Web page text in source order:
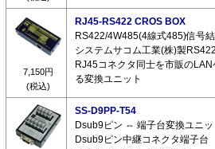
7,150円
(税込)
RJ45-RS422 CROS BOX
RS422/4W485(4線式485)信号
システムサコム工業(株)製
RJ45コネクタ同士を市販の
る変換ユニット
SS-D9PP-T54
Dsub9ピン ⇔ 端子台変換ユニッ
Dsub9ピン中継コネクタ端子台